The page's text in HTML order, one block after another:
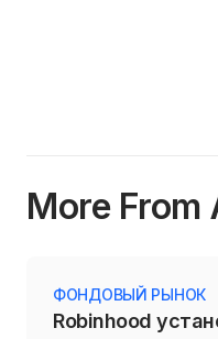
More From
ФОНДОВЫЙ РЫНОК
Robinhood